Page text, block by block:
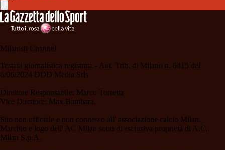
Milanisti Channel
Testata giornalistica registrata - Aut. Trib. di Milano n. 6415 del
6/06/2024 DDD Media Srls
Direttore Responsabile: Marco Torretta
Vice Direttore: Max Bambara.
Sito non ufficiale e non connesso all' associazione calcio Milan.
Marchio e logo dell' AC Milan sono di esclusiva proprietà di A.C.
Milan S.p.A.